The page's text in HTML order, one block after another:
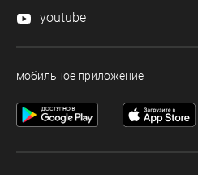
youtube
мобильное приложение